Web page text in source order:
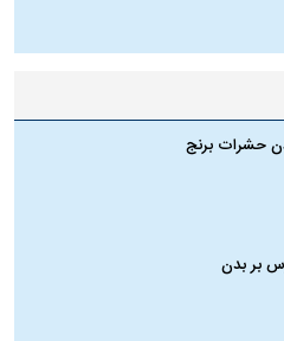
حشرات برنج
بر بدن